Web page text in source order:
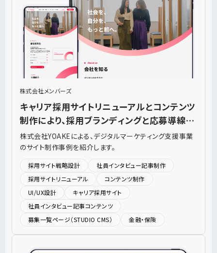
株式会社メンバーズ
キャリア採用サイトリニューアルとコンテンツ
制作により、採用ブランディングと応募導線の
強化を支援
株式会社YOAKEによる、デジタルマーケティング支援事業
のサイト制作事例を紹介します。
採用サイト戦略設計
社員インタビュー記事制作
採用サイトリニューアル
コンテンツ制作
UI/UX設計
キャリア採用サイト
社員インタビュー記事コンテンツ
募集一覧ページ（STUDIO CMS）
金融・保険